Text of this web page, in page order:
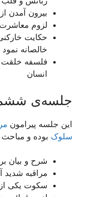
بیرون آمدن
لزوم معاشرت
حکایت
خالصانه نمود
فلسفه خلقت
انسان
جلسه‌ی ششم
این جلسه پیرامون
سلوک بوده و
شرح و بیان
مراقبه شدید
سکوت یکی